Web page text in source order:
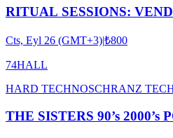
RITUAL SESSIONS:
Cts, Eyl 26 (GMT+3)|₺800
74HALL
HARD TECHNOSCHRANZ
THE SISTERS 90’s 2000’s